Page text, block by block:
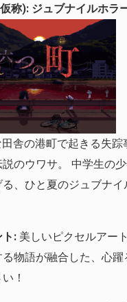
称): ジュブナイルホラ
舎の港町で起きる失踪
のウワサ。 中学生の
、ひと夏のジュブナイ
ト: 美しいピクセルアー
物語が融合した、心躍
！